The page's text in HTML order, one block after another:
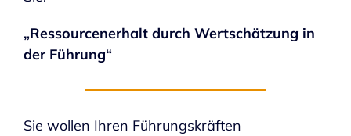
„Ressourcenerhalt durch Wertschätzung in
der Führung“
Sie wollen Ihren Führungskräften